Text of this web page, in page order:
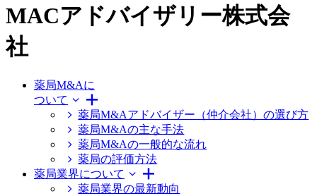
MACアドバイザリー株式会
社
薬局M&Aに
ついて
薬局M&Aアドバイザー（仲介会社）の選び方
薬局M&Aの主な手法
薬局M&Aの一般的な流れ
薬局の評価方法
薬局業界について
薬局業界の最新動向